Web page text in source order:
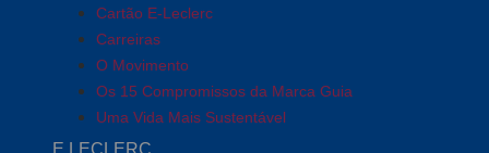
Cartão E-Leclerc
Carreiras
O Movimento
Os 15 Compromissos da Marca Guia
Uma Vida Mais Sustentável
E.LECLERC